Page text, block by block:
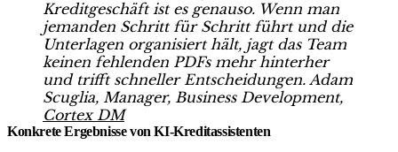
Kreditgeschäft ist es genauso. Wenn man
jemanden Schritt für Schritt führt und die
Unterlagen organisiert hält, jagt das Team
keinen fehlenden PDFs mehr hinterher
und trifft schneller Entscheidungen. Adam
Scuglia, Manager, Business Development,
Cortex DM
Konkrete Ergebnisse von KI-Kreditassistenten